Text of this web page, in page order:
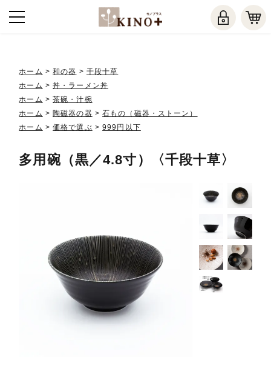
ホーム >和の器 > 千段十草
ホーム >丼・ラーメン丼
ホーム >茶碗・汁椀
ホーム > 陶磁器の器 >石もの（磁器・ストーン）
ホーム >価格で選ぶ >999円以下
多用碗（黒／4.8寸）〈千段十草〉